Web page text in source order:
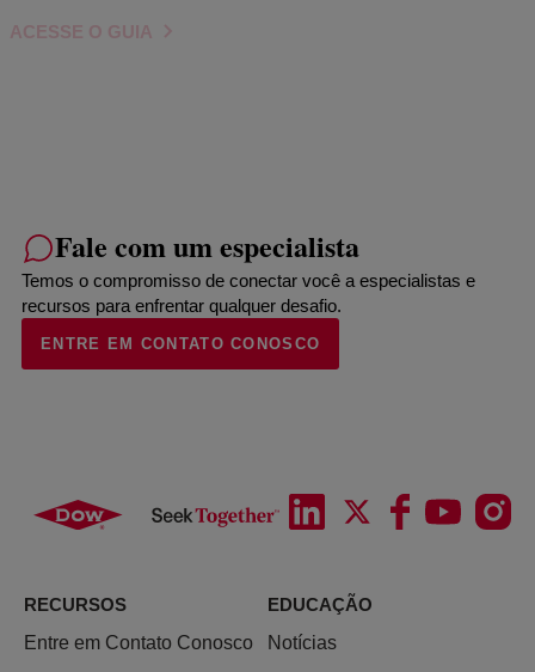
ACESSE O GUIA
Fale com um especialista
Temos o compromisso de conectar você a especialistas e
recursos para enfrentar qualquer desafio.
ENTRE EM CONTATO CONOSCO
RECURSOS
Entre em Contato Conosco
EDUCAÇÃO
Notícias